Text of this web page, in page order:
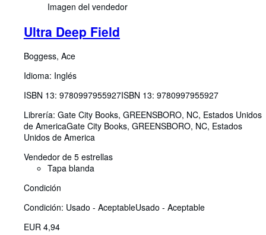
Imagen del vendedor
Ultra Deep Field
Boggess, Ace
Idioma: Inglés
ISBN 13: 9780997955927ISBN 13: 9780997955927
Librería: Gate City Books, GREENSBORO, NC, Estados Unidos
de AmericaGate City Books, GREENSBORO, NC, Estados
Unidos de America
Vendedor de 5 estrellas
Tapa blanda
Condición
Condición: Usado - AceptableUsado - Aceptable
EUR 4,94